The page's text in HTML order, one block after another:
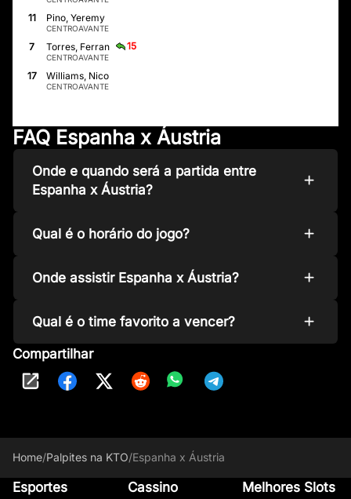
11 Pino, Yeremy
CENTROAVANTE
7 Torres, Ferran 15
CENTROAVANTE
17 Williams, Nico
CENTROAVANTE
FAQ Espanha x Áustria
Onde e quando será a partida entre
Espanha x Áustria?
Qual é o horário do jogo?
Onde assistir Espanha x Áustria?
Qual é o time favorito a vencer?
Compartilhar
Home/Palpites na KTO/Espanha x Áustria
Esportes
Cassino
Melhores Slots